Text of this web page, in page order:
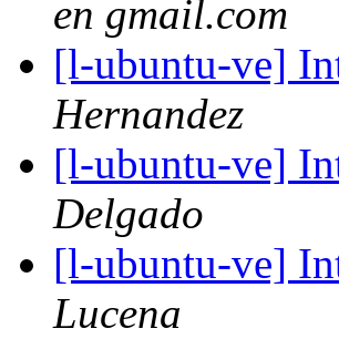
en gmail.com
[l-ubuntu-ve]
Hernandez
[l-ubuntu-ve]
Delgado
[l-ubuntu-ve]
Lucena